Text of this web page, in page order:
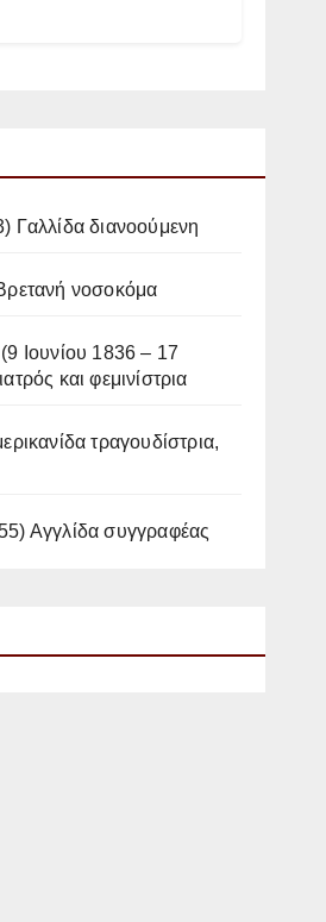
Γαλλίδα διανοούμενη
νοσοκόμα
Ιουνίου 1836 – 17
και φεμινίστρια
τραγουδίστρια,
Αγγλίδα συγγραφέας